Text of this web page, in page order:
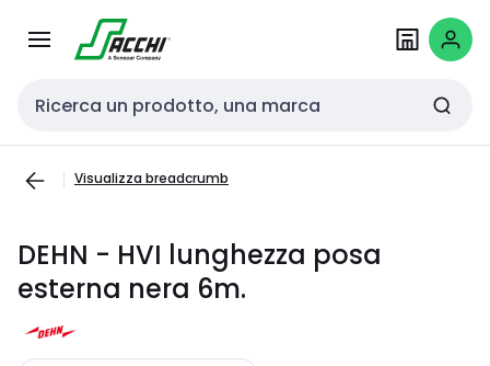
navigazionecontenuto
Cerca input
Visualizza breadcrumb
DEHN - HVI lunghezza posa
esterna nera 6m.